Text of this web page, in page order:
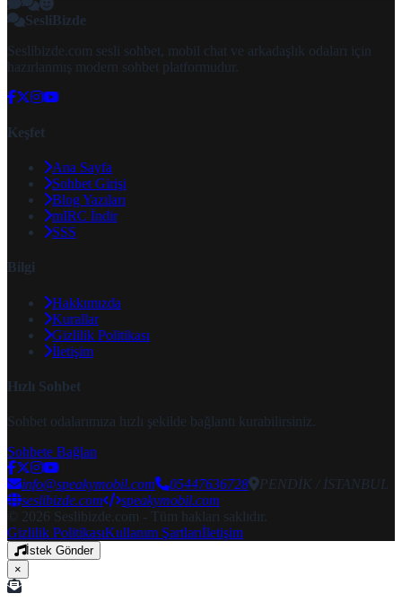
SesliBizde
Seslibizde.com sesli sohbet, mobil chat ve arkadaşlık odaları için
hazırlanmış modern sohbet platformudur.
Keşfet
Ana Sayfa
Sohbet Girişi
Blog Yazıları
mIRC İndir
SSS
Bilgi
Hakkımızda
Kurallar
Gizlilik Politikası
İletişim
Hızlı Sohbet
Sohbet odalarımıza hızlı şekilde bağlantı kurabilirsiniz.
Sohbete Bağlan
info@speakymobil.com 05447636728
PENDİK / İSTANBUL
seslibizde.com
speakymobil.com
© 2026 Seslibizde.com - Tüm hakları saklıdır.
Gizlilik PolitikasıKullanım Şartlarıİletişim
İstek Gönder
×